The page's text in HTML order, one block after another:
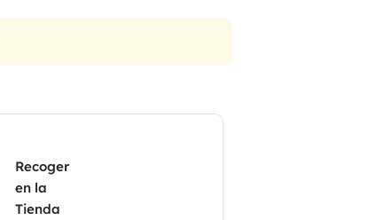
Recoger
en la
Tienda